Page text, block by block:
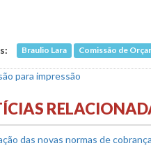
Braulio Lara Comissão de
para impressão
das novas normas de